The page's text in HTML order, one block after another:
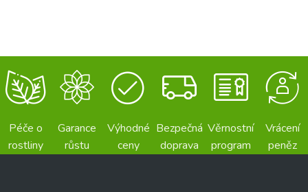
Péče o
rostliny
Garance
růstu
Výhodné
ceny
Bezpečná
doprava
Věrnostní
program
Vrácení
peněz